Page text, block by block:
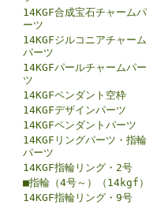
14KGF合成宝石チャームパ
ーツ
14KGFジルコニアチャーム
パーツ
14KGFパールチャームパー
ツ
14KGFペンダント空枠
14KGFデザインパーツ
14KGFペンダントパーツ
14KGFリングパーツ・指輪
パーツ
14KGF指輪リング・2号
■指輪（4号～）（14kgf）
14KGF指輪リング・9号